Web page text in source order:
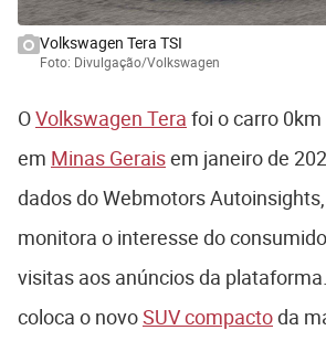
Volkswagen Tera TSI
Foto: Divulgação/Volkswagen
OVolkswagen Tera foi o carro
em Minas Geraisem janeiro de
dados do Webmotors
monitora o interesse do
visitas aos anúncios da
coloca o novoSUV compactoda